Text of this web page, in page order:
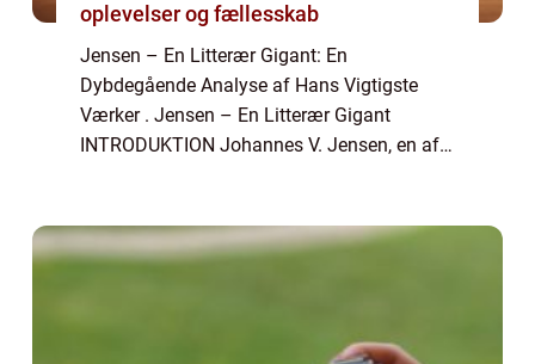
oplevelser og fællesskab
Jensen – En Litterær Gigant: En
Dybdegående Analyse af Hans Vigtigste
Værker . Jensen – En Litterær Gigant
INTRODUKTION Johannes V. Jensen, en af
inde...